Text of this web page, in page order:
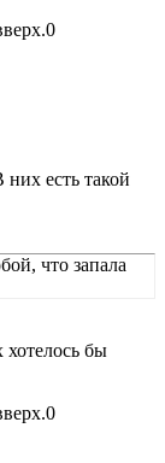
0
есть такой
что запала
бы
0